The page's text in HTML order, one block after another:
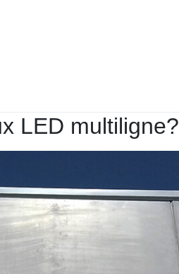
LED multiligne?